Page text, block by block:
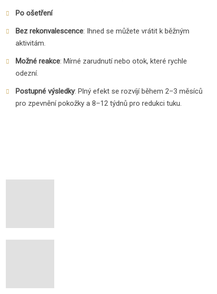
Po ošetření
Bez rekonvalescence: Ihned se můžete vrátit k běžným
aktivitám.
Možné reakce: Mírné zarudnutí nebo otok, které rychle
odezní.
Postupné výsledky: Plný efekt se rozvíjí během 2–3 měsíců
pro zpevnění pokožky a 8–12 týdnů pro redukci tuku.